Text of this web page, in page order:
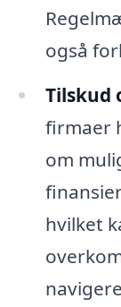
også
Tilskud
firmaer
om
hvilket